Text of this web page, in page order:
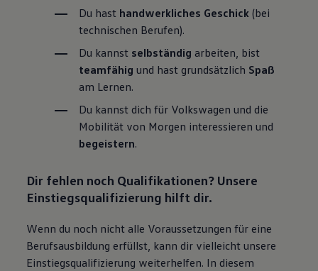
Du hast handwerkliches Geschick (bei
technischen Berufen).
Du kannst selbständigarbeiten, bist
teamfähig und hast grundsätzlich Spaß
am Lernen.
Du kannst dich für Volkswagen und die
Mobilität von Morgen interessieren und
begeistern.
Dir fehlen noch Qualifikationen? Unsere
Einstiegsqualifizierung hilft dir.
Wenn du noch nicht alle Voraussetzungen für eine
Berufsausbildung erfüllst, kann dir vielleicht unsere
Einstiegsqualifizierung weiterhelfen. In diesem